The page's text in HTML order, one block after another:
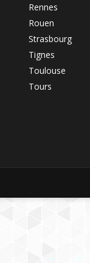
Rennes
Rouen
Strasbourg
Tignes
Toulouse
Tours